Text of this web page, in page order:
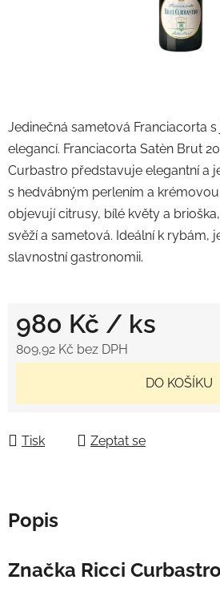
Jedinečná sametová Franciacorta
elegancí. Franciacorta Satèn Brut
Curbastro představuje elegantní a
s hedvábným perlením a
objevují citrusy, bílé květy a
svěží a sametová. Ideální k rybám,
slavnostní gastronomii.
980 Kč / ks
809,92 Kč bez DPH
DO KOŠÍKU
Tisk Zeptat se
Popis
Značka Ricci Curbastro